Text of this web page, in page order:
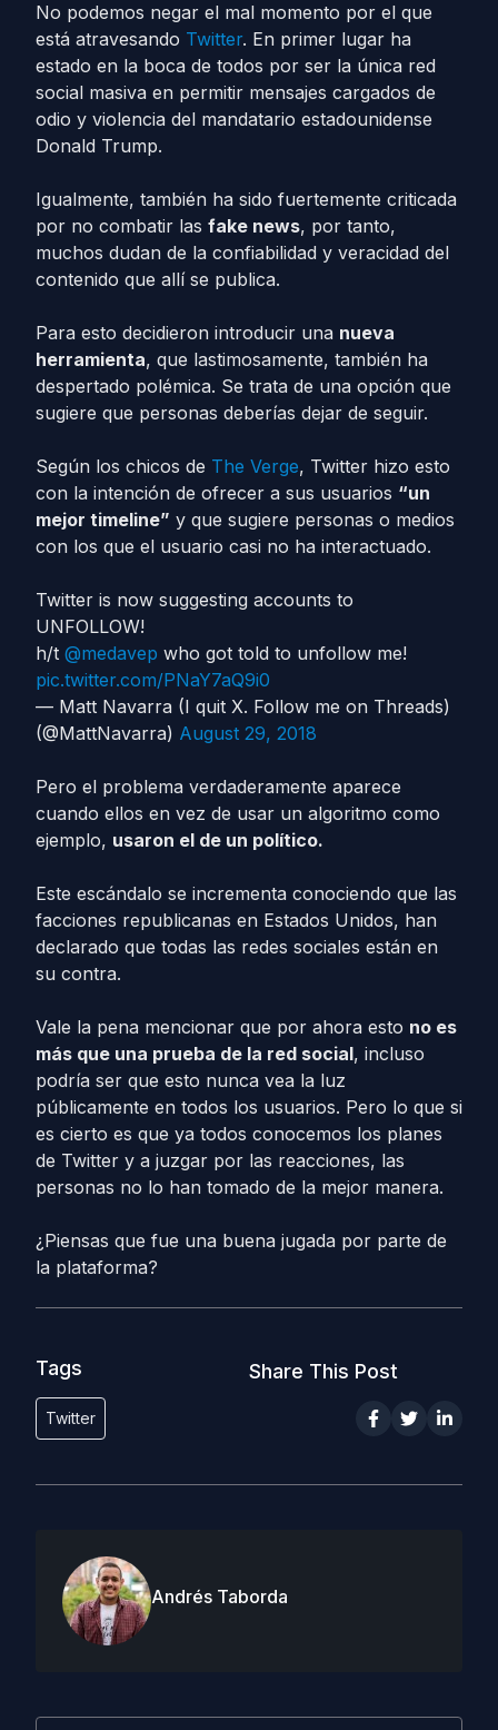
No podemos negar el mal momento por el que
está atravesando Twitter. En primer lugar ha
estado en la boca de todos por ser la única red
social masiva en permitir mensajes cargados de
odio y violencia del mandatario estadounidense
Donald Trump.
Igualmente, también ha sido fuertemente criticada
por no combatir las fake news, por tanto,
muchos dudan de la confiabilidad y veracidad del
contenido que allí se publica.
Para esto decidieron introducir una nueva
herramienta, que lastimosamente, también ha
despertado polémica. Se trata de una opción que
sugiere que personas deberías dejar de seguir.
Según los chicos de The Verge, Twitter hizo esto
con la intención de ofrecer a sus usuarios “un
mejor timeline” y que sugiere personas o medios
con los que el usuario casi no ha interactuado.
Twitter is now suggesting accounts to
UNFOLLOW!
h/t @medavep who got told to unfollow me!
pic.twitter.com/PNaY7aQ9i0
— Matt Navarra (I quit X. Follow me on Threads)
(@MattNavarra) August 29, 2018
Pero el problema verdaderamente aparece
cuando ellos en vez de usar un algoritmo como
ejemplo, usaron el de un político.
Este escándalo se incrementa conociendo que las
facciones republicanas en Estados Unidos, han
declarado que todas las redes sociales están en
su contra.
Vale la pena mencionar que por ahora esto no es
más que una prueba de la red social, incluso
podría ser que esto nunca vea la luz
públicamente en todos los usuarios. Pero lo que si
es cierto es que ya todos conocemos los planes
de Twitter y a juzgar por las reacciones, las
personas no lo han tomado de la mejor manera.
¿Piensas que fue una buena jugada por parte de
la plataforma?
Tags
Twitter
Share This Post
Andrés Taborda